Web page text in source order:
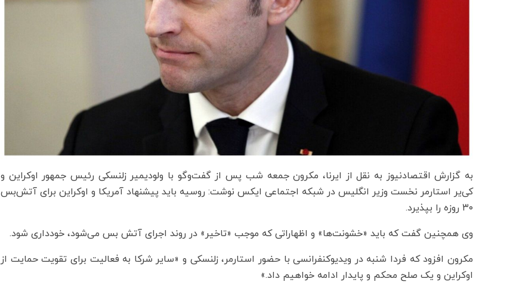
به گزارش اقتصادنیوز به نقل از ایرنا، مکرون جمعه شب پس از گفت‌وگو با ولودیمیر زلنسکی رئیس جمهور اوکراین و
کی‌یر استارمر نخست وزیر انگلیس در شبکه اجتماعی ایکس نوشت: روسیه باید پیشنهاد آمریکا و اوکراین برای آتش‌بس
۳۰ روزه را بپذیرد.
وی همچنین گفت که باید «خشونت‌ها» و اظهاراتی که موجب «تاخیر» در روند اجرای آتش بس می‌شود، خودداری شود.
مکرون افزود که فردا شنبه در ویدیوکنفرانسی با حضور استارمر، زلنسکی و «سایر شرکا به فعالیت برای تقویت حمایت از
اوکراین و یک صلح محکم و پایدار ادامه خواهیم داد.»